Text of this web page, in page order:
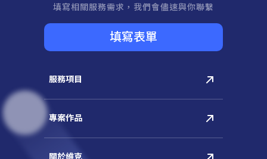
填寫相關服務需求，我們會儘速與你聯繫
填寫表單